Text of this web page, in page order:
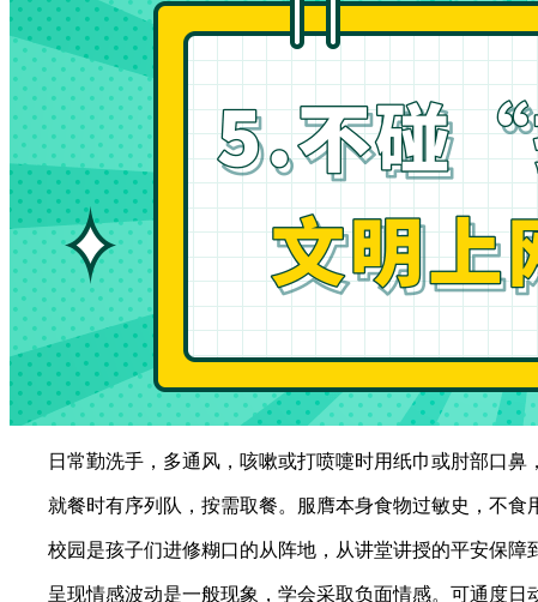
日常勤洗手，多通风，咳嗽或打喷嚏时用纸巾或肘部口鼻
就餐时有序列队，按需取餐。服膺本身食物过敏史，不食
校园是孩子们进修糊口的从阵地，从讲堂讲授的平安保障
呈现情感波动是一般现象，学会采取负面情感。可通度日